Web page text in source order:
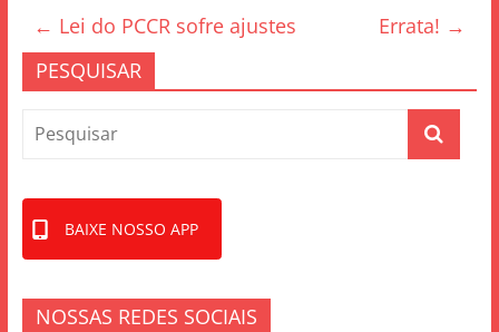
b
o
k
← Lei do PCCR sofre ajustes Errata! →
PESQUISAR
BAIXE NOSSO APP
NOSSAS REDES SOCIAIS